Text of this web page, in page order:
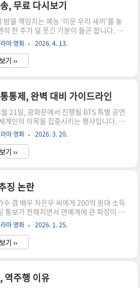
촬영이라는 현대적인 소재와 전통적인 괴담
되면서 독특한 분위기를 만들어냅니다. 개
년 4월장르: 공포 / 스릴러감독: 이상민
혜윤, 이종원러닝타임: 약 95분이 영화는
놀래키는 공포가 아니라, 서서히 조여 오는
압박을 중심으로 전개됩니다. ✅ 예고편 보
목지 줄거..
, 무료 다시보기
밤을 책임지는 예능 ‘미운 우리 새끼’를 놓
히 한 주가 덜 웃긴 기분이 들곤 합니다. 하
즘은 본방을 놓쳤다고 해서 아쉬워할 필요
니다. ‘미운 우리 새끼 다시보기’는 다양한
빠르고 편하게 시청할 수 있기 때문입니
은 최신회차를 무료로 보는 현실적인 방법
리 새끼 다시보기’를 검색할 때 가장 궁금
부분은 바로 업데이트 속도입니다. 결론부
드리면, 가장 빠른 방법은 SBS 공식 VOD
를 이용하는 것입니다. 일반적으로 방송 종
1~2시간 이내에 최신회차가 업로드되기
일요일 밤 방송을 놓쳤더라도 당일 바로 시
합니다. ..
마 영화 2026. 4. 13.
기 ››
통제, 완벽 대비 가이드라인
21일, 광화문에서 진행될 BTS 특별 공연
계인의 이목을 집중시키는 행사입니다. 이
이벤트는 강력한 교통 통제를 동반하는데
글에서는 복잡한 상황 속에서도 공연을 안
즐기기 위한 필수 이동 전략과 주의사항을
분석해 드립니다. 01. 초대형 이벤트와 도
들이 주목하는 상징적인 행사라고 할 수 있
. 초대형 이벤트는 서울시 중심부에서 진행
, 필연적으로 광범위한 도시 교통 통제를 수
됩니다. 이는 안전 확보를 최우선으로 고려
입니다. 수십만 명에 달하는 인파가 한곳에
경우, 예측 불가능한 사고를 방지하기 위한
응인 것..
마 영화 2026. 3. 20.
기 ››
징 논란
수 겸 배우 차은우 씨에게 200억 원대 소득
통보가 전해지면서 연예계에 큰 파장이 일
요. 이번 사안은 국세청의 세무조사 결과로
일인데요. 현재는 '탈세 확정' 단계가 아닌
심사 단계'에 해당한다고 해요. 이 논란은
득 연예인의 복잡한 수익 구조와 가족 법인
지는 가운데, 과연 무엇이 쟁점이 되고 있는
히 알아볼 필요가 있어요. 이번 글에서는 차
마 영화 2026. 1. 25.
기 ››
역주행 이유